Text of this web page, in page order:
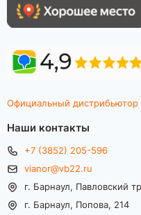
Официальный дистрибьютор
Наши контакты
+7 (3852) 205-596
vianor@vb22.ru
г. Барнаул, Павловский
г. Барнаул, Попова, 214